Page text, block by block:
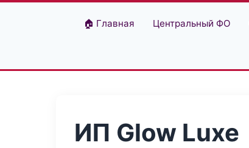
🏠 Главная Центральный ФО
ИП Glow Luxe